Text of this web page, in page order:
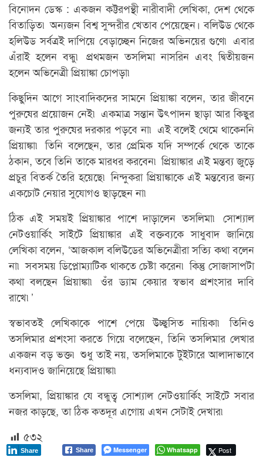
বিনোদন ডেস্ক : একজন কট্টরপন্থী নারীবাদী লেখিকা, দেশ থেকে
বিতাড়িত৷ অন্যজন বিশ্ব সুন্দরীর খেতাব পেয়েছেন। বলিউড থেকে
হলিউড সর্বত্রই দাপিয়ে বেড়াচ্ছেন নিজের অভিনয়ের গুণে৷ এবার
এঁরাই হলেন বন্ধু৷ প্রথমজন তসলিমা নাসরিন এবং দ্বিতীয়জন
হলেন অভিনেত্রী প্রিয়াঙ্কা চোপড়া৷
কিছুদিন আগে সাংবাদিকদের সামনে প্রিয়াঙ্কা বলেন, তার জীবনে
পুরুষের প্রয়োজন নেই৷ একমাত্র সন্তান উৎপাদন ছাড়া আর কিছুর
জন্যই তার পুরুষের দরকার পড়বে না৷ এই বলেই থেমে থাকেননি
প্রিয়াঙ্কা৷ তিনি বলেছেন, তার প্রেমিক যদি সম্পর্কে থেকে তাকে
ঠকান, তবে তিনি তাকে মারধর করবেন৷ প্রিয়াঙ্কার এই মন্তব্য জুড়ে
প্রচুর বিতর্ক তৈরি হয়েছে৷ নিন্দুকরা প্রিয়াঙ্কাকে এই মন্তব্যের জন্য
একচোট নেয়ার সুযোগও ছাড়ছেন না৷
ঠিক এই সময়ই প্রিয়াঙ্কার পাশে দাড়ালেন তসলিমা৷ সোশ্যাল
নেটওয়ার্কিং সাইটে প্রিয়াঙ্কার এই বক্তব্যকে সাধুবাদ জানিয়ে
লেখিকা বলেন, ‘আজকাল বলিউডের অভিনেত্রীরা সত্যি কথা বলেন
না৷ সবসময় ডিপ্লোম্যাটিক থাকতে চেষ্টা করেন৷ কিন্তু সোজাসাপটা
কথা বলছেন প্রিয়াঙ্কা৷ ওঁর ড্যাম কেয়ার স্বভাব প্রশংসার দাবি
রাখে৷’
স্বভাবতই লেখিকাকে পাশে পেয়ে উচ্ছ্বসিত নায়িকা৷ তিনিও
তসলিমার প্রশংসা করতে গিয়ে বলেছেন, তিনি তসলিমার লেখার
একজন বড় ভক্ত৷ শুধু তাই নয়, তসলিমাকে টুইটারে আলাদাভাবে
ধন্যবাদও জানিয়েছে প্রিয়াঙ্কা৷
তসলিমা, প্রিয়াঙ্কার যে বন্ধুত্ব সোশ্যাল নেটওয়ার্কিং সাইটে সবার
নজর কাড়ছে, তা ঠিক কতদূর এগোয় এখন সেটাই দেখার৷
৫৩২
Share Messenger Whatsapp Post
Share